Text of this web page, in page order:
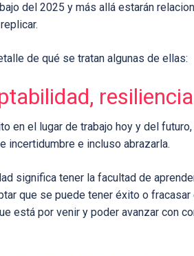
del 2025 y más allá estarán
de qué se tratan algunas de ellas:
en el lugar de trabajo hoy y del
incertidumbre e incluso abrazarla.
significa tener la facultad de
que se puede tener éxito o
está por venir y poder avanzar con